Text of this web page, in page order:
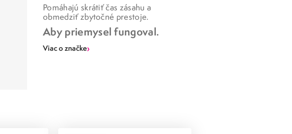
ZJISTIT VÍCE›
Pomáhajú skrátiť čas zásahu a
obmedziť zbytočné prestoje.
Aby priemysel fungoval.
Viac o značke›